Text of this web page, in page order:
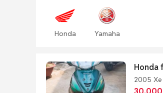
Honda Yamaha
Honda
2005